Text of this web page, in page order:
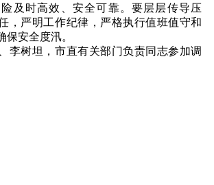
及时高效、安全可靠。要层层传导压
，严明工作纪律，严格执行值班值守和
保安全度汛。
树坦，市直有关部门负责同志参加调